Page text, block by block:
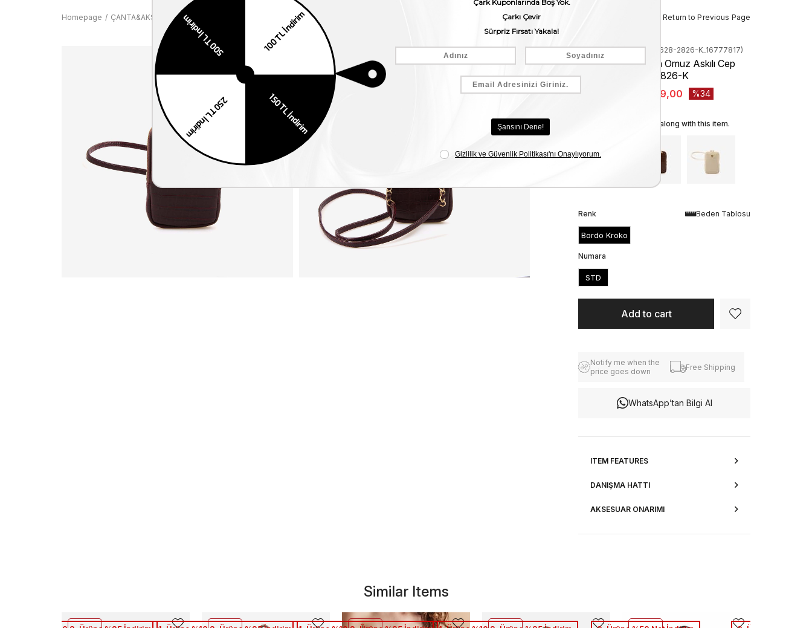
Homepage ÇANTA&AKSESUAR KADIN Kemal Tanca Kadın Omuz Askılı Cep Telefonu Çantası 2826-K < < Return to Previous Page
Stock Code (260TCK628-2826-K_16777817)
Kemal Tanca Kadın Omuz Askılı Cep
Telefonu Çantası 2826-K
₺3.199,00
₺2.099,00 34
We recommend these along with this item.
Beden Tablosu
Renk
Bordo Kroko
Numara
STD
Notify me when the
price goes down
Free Shipping
WhatsApp’tan Bilgi Al
ITEM FEATURES
DANIŞMA HATTI
AKSESUAR ONARIMI
Similar Items